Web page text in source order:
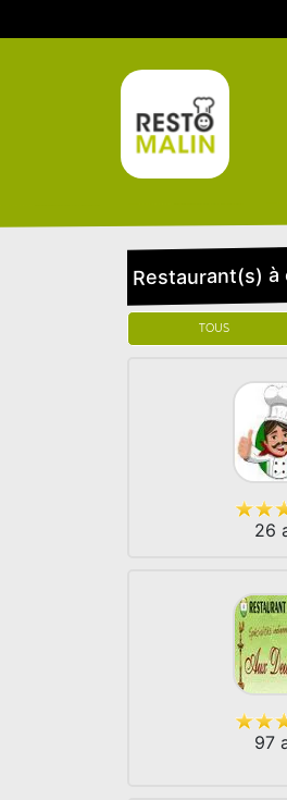
Restaurant(s)
TOUS
26
97